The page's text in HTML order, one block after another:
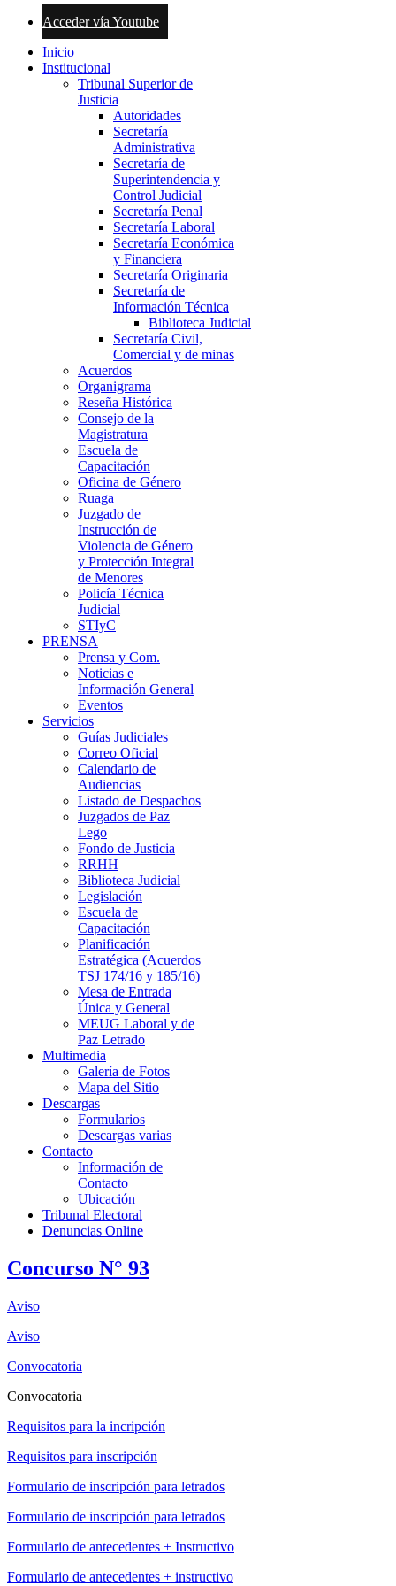
Acceder vía Youtube
Inicio
Institucional
Tribunal Superior de
Justicia
Autoridades
Secretaría
Administrativa
Secretaría de
Superintendencia y
Control Judicial
Secretaría Penal
Secretaría Laboral
Secretaría Económica
y Financiera
Secretaría Originaria
Secretaría de
Información Técnica
Biblioteca Judicial
Secretaría Civil,
Comercial y de minas
Acuerdos
Organigrama
Reseña Histórica
Consejo de la
Magistratura
Escuela de
Capacitación
Oficina de Género
Ruaga
Juzgado de
Instrucción de
Violencia de Género
y Protección Integral
de Menores
Policía Técnica
Judicial
STIyC
PRENSA
Prensa y Com.
Noticias e
Información General
Eventos
Servicios
Guías Judiciales
Correo Oficial
Calendario de
Audiencias
Listado de Despachos
Juzgados de Paz
Lego
Fondo de Justicia
RRHH
Biblioteca Judicial
Legislación
Escuela de
Capacitación
Planificación
Estratégica (Acuerdos
TSJ 174/16 y 185/16)
Mesa de Entrada
Única y General
MEUG Laboral y de
Paz Letrado
Multimedia
Galería de Fotos
Mapa del Sitio
Descargas
Formularios
Descargas varias
Contacto
Información de
Contacto
Ubicación
Tribunal Electoral
Denuncias Online
Concurso N° 93
Aviso
Aviso
Convocatoria
Convocatoria
Requisitos para la incripción
Requisitos para inscripción
Formulario de inscripción para letrados
Formulario de inscripción para letrados
Formulario de antecedentes + Instructivo
Formulario de antecedentes + instructivo